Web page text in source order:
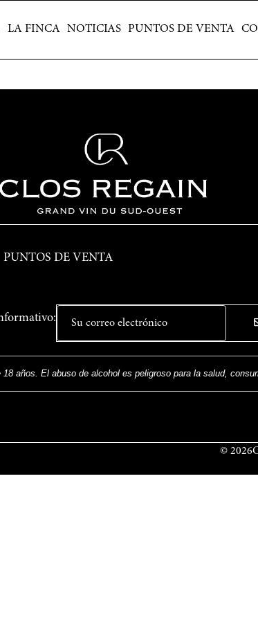
LA FINCA NOTICIAS PUNTOS DE VENTA
PUNTOS DE VENTA
años. El abuso de alcohol es peligroso para la salud,
©